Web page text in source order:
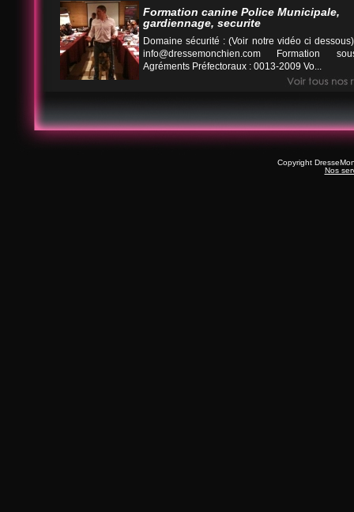
Formation canine Police Municipale,
gardiennage, securite
Domaine sécurité : (Voir notre vidéo ci
info@dressemonchien.com Formation
Agréments Préfectoraux : 0013-2009 Vo...
Copyright
Nos